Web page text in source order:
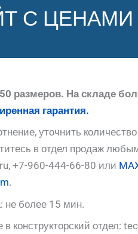
С ЦЕНАМИ
размеров. На складе
гарантия.
уточнить
в отдел продаж
+7-960-444-66-80 или
.
не более 15 мин.
в конструкторский отдел: